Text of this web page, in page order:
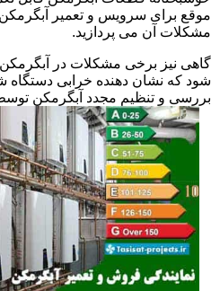
موقع برای سرویس و تعمیر
مشکلات آن می پردازید.
گاهی نیز برخی مشکلات در
شود که نشان دهنده خرابی دستگاه
بررسی و تنظیم مجدد آبگرمکن